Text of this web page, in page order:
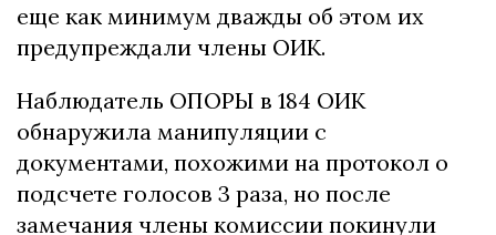
еще как минимум дважды об этом их
предупреждали члены ОИК.
Наблюдатель ОПОРЫ в 184 ОИК
обнаружила манипуляции с
документами, похожими на протокол о
подсчете голосов 3 раза, но после
замечания члены комиссии покинули